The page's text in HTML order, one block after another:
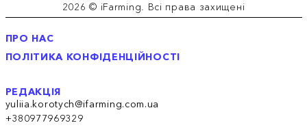
2026 © iFarming. Всі права захищені
ПРО НАС
ПОЛІТИКА КОНФІДЕНЦІЙНОСТІ
РЕДАКЦІЯ
yuliia.korotych@ifarming.com.ua
+380977969329